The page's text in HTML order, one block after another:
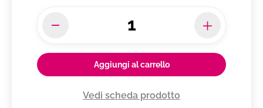
Aggiungi al carrello
Vedi scheda prodotto